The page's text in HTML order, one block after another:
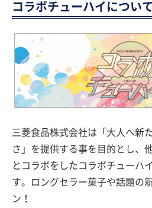
コラボチューハイについて
三菱食品株式会社は「大人へ新
さ」を提供する事を目的とし、
とコラボをしたコラボチューハ
す。ロングセラー菓子や話題の
ン！